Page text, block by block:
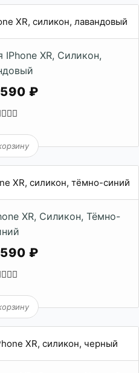
XR, Силикон,
590 ₽
XR, Силикон, Тёмно-
590 ₽